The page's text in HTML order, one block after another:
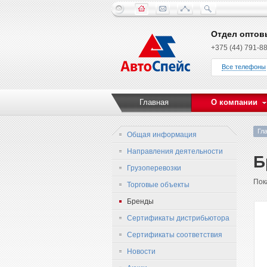
Отдел
+375 (44) 791-
Все телефоны
Главная О компании
Общая информация
Направления деятельности
Грузоперевозки
Торговые объекты
Бренды
Сертификаты дистрибьютора
Сертификаты соответствия
Новости